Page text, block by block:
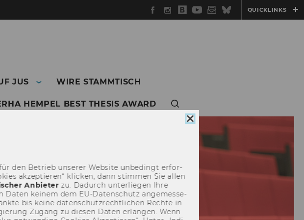
Facebook
Instagram
WU
Blog
YouTube
Newsletter
BlueskyQUICKLINKS
JUS WIRE STAMMTISCH
HEMPEL BEST THESIS AWARD
Cookie
Consent
den Be­trieb un­se­rer Web­site un­be­dingt er­for­
ak­zep­tie­ren“ kli­cken, dann stim­men Sie allen
An­bie­terzu. Da­durch un­ter­lie­gen Ihre
Daten kei­nem dem EU-​Datenschutz an­ge­mes­se­
bis keine da­ten­schutz­recht­li­chen Rech­te in
Zu­gang zu die­sen Daten er­lan­gen. Wenn